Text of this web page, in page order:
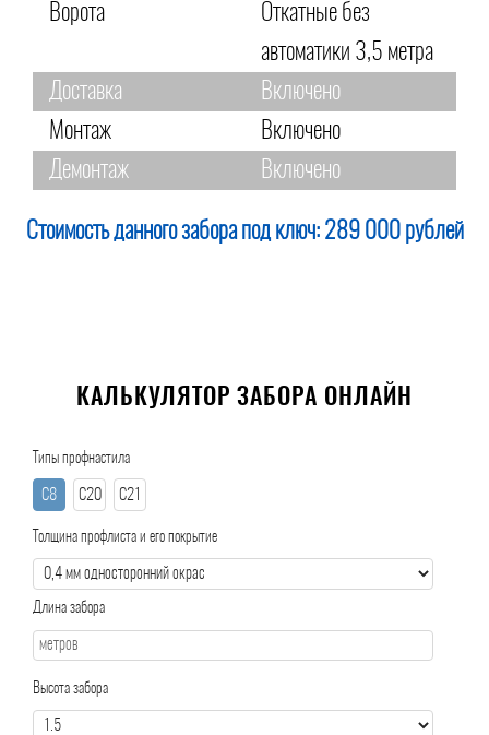
Ворота
Откатные без
автоматики 3,5 метра
Доставка
Включено
Монтаж
Включено
Демонтаж
Включено
Стоимость данного забора под ключ: 289 000 рублей
КАЛЬКУЛЯТОР ЗАБОРА ОНЛАЙН
Типы профнастила
С8 С20 С21
Толщина профлиста и его покрытие
Длина забора
Высота забора